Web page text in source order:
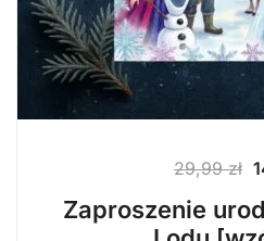
29,99zł
Zaproszenie